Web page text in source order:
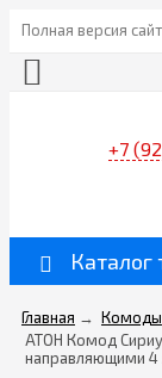
Полная версия
+7
Каталог
Главная → Комоды
АТОН Комод
направляющими 4